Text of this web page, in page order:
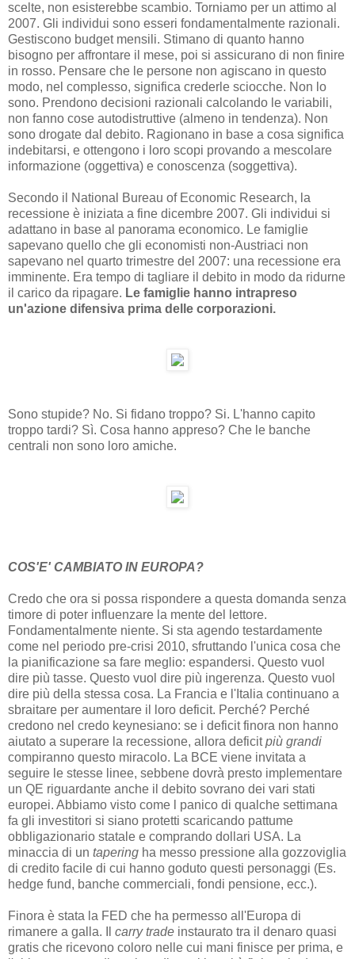
scelte, non esisterebbe scambio. Torniamo per un attimo al
2007. Gli individui sono esseri fondamentalmente razionali.
Gestiscono budget mensili. Stimano di quanto hanno
bisogno per affrontare il mese, poi si assicurano di non finire
in rosso. Pensare che le persone non agiscano in questo
modo, nel complesso, significa crederle sciocche. Non lo
sono. Prendono decisioni razionali calcolando le variabili,
non fanno cose autodistruttive (almeno in tendenza). Non
sono drogate dal debito. Ragionano in base a cosa significa
indebitarsi, e ottengono i loro scopi provando a mescolare
informazione (oggettiva) e conoscenza (soggettiva).
Secondo il National Bureau of Economic Research, la
recessione è iniziata a fine dicembre 2007. Gli individui si
adattano in base al panorama economico. Le famiglie
sapevano quello che gli economisti non-Austriaci non
sapevano nel quarto trimestre del 2007: una recessione era
imminente. Era tempo di tagliare il debito in modo da ridurne
il carico da ripagare. Le famiglie hanno intrapreso
un'azione difensiva prima delle corporazioni.
Sono stupide? No. Si fidano troppo? Si. L'hanno capito
troppo tardi? Sì. Cosa hanno appreso? Che le banche
centrali non sono loro amiche.
COS'E' CAMBIATO IN EUROPA?
Credo che ora si possa rispondere a questa domanda senza
timore di poter influenzare la mente del lettore.
Fondamentalmente niente. Si sta agendo testardamente
come nel periodo pre-crisi 2010, sfruttando l'unica cosa che
la pianificazione sa fare meglio: espandersi. Questo vuol
dire più tasse. Questo vuol dire più ingerenza. Questo vuol
dire più della stessa cosa. La Francia e l'Italia continuano a
sbraitare per aumentare il loro deficit. Perché? Perché
credono nel credo keynesiano: se i deficit finora non hanno
aiutato a superare la recessione, allora deficitpiù grandi
compiranno questo miracolo. La BCE viene invitata a
seguire le stesse linee, sebbene dovrà presto implementare
un QE riguardante anche il debito sovrano dei vari stati
europei. Abbiamo visto come l panico di qualche settimana
fa gli investitori si siano protetti scaricando pattume
obbligazionario statale e comprando dollari USA. La
minaccia di un tapering ha messo pressione alla gozzoviglia
di credito facile di cui hanno goduto questi personaggi (Es.
hedge fund, banche commerciali, fondi pensione, ecc.).
Finora è stata la FED che ha permesso all'Europa di
rimanere a galla. Il carry trade instaurato tra il denaro quasi
gratis che ricevono coloro nelle cui mani finisce per prima, e